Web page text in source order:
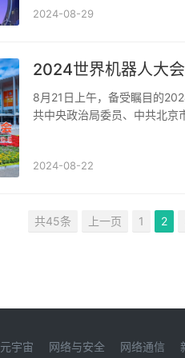
2024-08-29
2024世界机器人大
8月21日上午，备受瞩目的
共中央政治局委员、中共北京
2024-08-22
共45条 上一页 1 2
元宇宙 网络与安全 网络通信